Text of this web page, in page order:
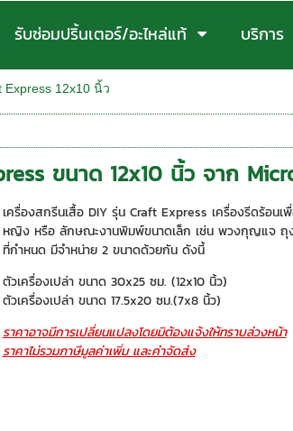
รับซ่อมปริ้นเตอร์/อะไหล่แท้ บริการ
Express 12x10 นิ้ว
ขนาด 12x10 นิ้ว จาก
เครื่องสกรีนเสื้อ DIY รุ่น Craft Express เครื่องรีดร้อน
หญิง หรือ ลักษณะงานพิมพ์ขนาดเล็ก เช่น พวงกุญแจ ถุง
ที่กำหนด มีจำหน่าย 2 ขนาดด้วยกัน ดังนี้
ตัวเครื่องเปล่า ขนาด 30x25 ซม. (12x10 นิ้ว)
ตัวเครื่องเปล่า ขนาด 17.5x20 ซม.(7x8 นิ้ว)
ราคาอาจมีการเปลี่ยนแปลงโดยมิต้องแจ้งให้ทราบล่วงหน้า
ราคาไม่รวมภาษีมูลค่าเพิ่ม และค่าจัดส่ง